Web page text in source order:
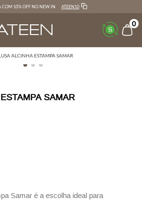
COM 10% OFF NO NEW IN ATEEN10
0
ALCINHA ESTAMPA SAMAR
SAMAR
Samar é a escolha ideal para